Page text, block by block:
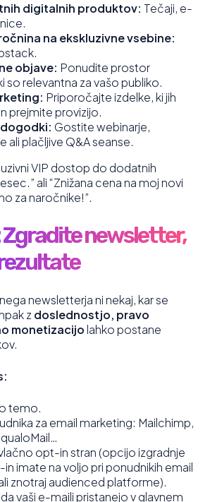
digitalnih produktov: Tečaji, e-
na ekskluzivne vsebine:
objave: Ponudite prostor
so relevantna za vašo publiko.
Priporočajte izdelke, ki jih
prejmite provizijo.
Gostite webinarje,
ali plačljive Q&A seanse.
VIP dostop do dodatnih
ali “Znižana cena na moj novi
za naročnike!”.
newsletter,
newsletterja ni nekaj, kar se
z doslednostjo, pravo
monetizacijolahko postane
temo.
za email marketing: Mailchimp,
opt-in stran (opcijo izgradnje
imate na voljo pri ponudnikih email
znotraj audienced platforme).
vaši e-maili pristanejo v glavnem